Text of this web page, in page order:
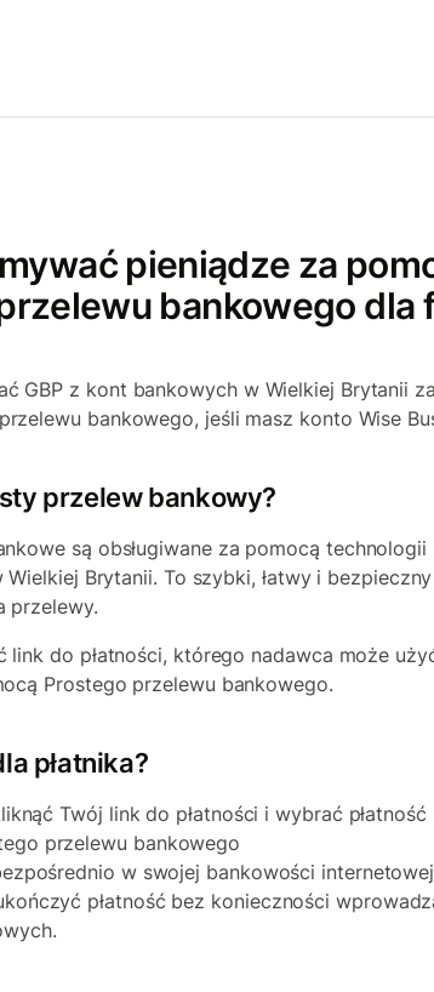
pieniądze za
bankowego dla
GBP z kont bankowych w Wielkiej Brytanii za
bankowego, jeśli masz konto Wise
przelew bankowy?
są obsługiwane za pomocą technologii
Brytanii. To szybki, łatwy i bezpieczny
przelewy.
link do płatności, którego nadawca może
Prostego przelewu bankowego.
płatnika?
Twój link do płatności i wybrać płatność
przelewu bankowego
w swojej bankowości
płatność bez konieczności